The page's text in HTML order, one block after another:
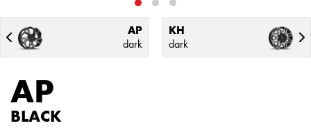
AP
dark
KH
dark
AP
BLACK